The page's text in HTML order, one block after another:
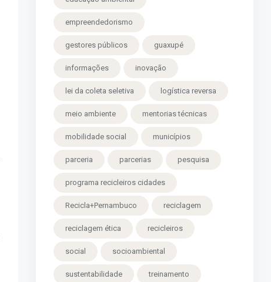
empreendedorismo
gestores públicos guaxupé
informações inovação
lei da coleta seletiva logística reversa
meio ambiente mentorias técnicas
mobilidade social municípios
parceria parcerias pesquisa
programa recicleiros cidades
Recicla+Pernambuco reciclagem
reciclagem ética recicleiros
social socioambiental
sustentabilidade treinamento